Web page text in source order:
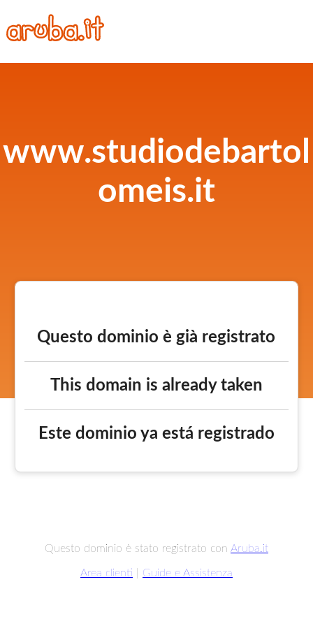
www.studiodebartol
omeis.it
Questo dominio è già registrato
This domain is already taken
Este dominio ya está registrado
Questo dominio è stato registrato con Aruba.it
Area clienti Guide e Assistenza